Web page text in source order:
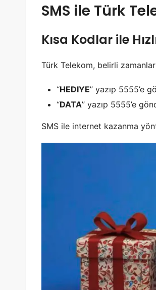
SMS ile Türk
Kısa Kodlar ile
Türk Telekom, belirli
“HEDIYE” yazıp 5555’e
“DATA” yazıp 5555’e
SMS ile internet kazanma